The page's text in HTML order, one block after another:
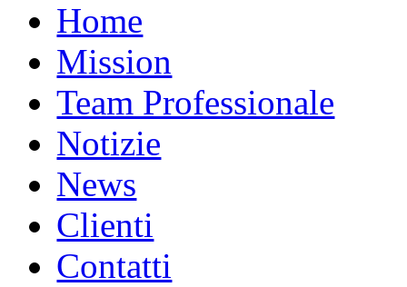
Home
Mission
Team Professionale
Notizie
News
Clienti
Contatti